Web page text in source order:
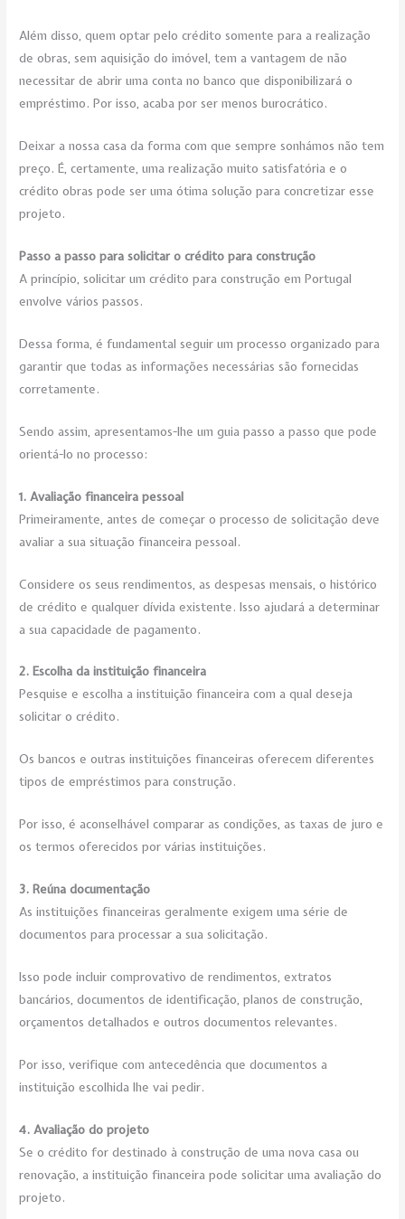
Além disso, quem optar pelo crédito somente para a realização
de obras, sem aquisição do imóvel, tem a vantagem de não
necessitar de abrir uma conta no banco que disponibilizará o
empréstimo. Por isso, acaba por ser menos burocrático.
Deixar a nossa casa da forma com que sempre sonhámos não tem
preço. É, certamente, uma realização muito satisfatória e o
crédito obras pode ser uma ótima solução para concretizar esse
projeto.
Passo a passo para solicitar o crédito para construção
A princípio, solicitar um crédito para construção em Portugal
envolve vários passos.
Dessa forma, é fundamental seguir um processo organizado para
garantir que todas as informações necessárias são fornecidas
corretamente.
Sendo assim, apresentamos-lhe um guia passo a passo que pode
orientá-lo no processo:
1. Avaliação financeira pessoal
Primeiramente, antes de começar o processo de solicitação deve
avaliar a sua situação financeira pessoal.
Considere os seus rendimentos, as despesas mensais, o histórico
de crédito e qualquer dívida existente. Isso ajudará a determinar
a sua capacidade de pagamento.
2. Escolha da instituição financeira
Pesquise e escolha a instituição financeira com a qual deseja
solicitar o crédito.
Os bancos e outras instituições financeiras oferecem diferentes
tipos de empréstimos para construção.
Por isso, é aconselhável comparar as condições, as taxas de juro e
os termos oferecidos por várias instituições.
3. Reúna documentação
As instituições financeiras geralmente exigem uma série de
documentos para processar a sua solicitação.
Isso pode incluir comprovativo de rendimentos, extratos
bancários, documentos de identificação, planos de construção,
orçamentos detalhados e outros documentos relevantes.
Por isso, verifique com antecedência que documentos a
instituição escolhida lhe vai pedir.
4. Avaliação do projeto
Se o crédito for destinado à construção de uma nova casa ou
renovação, a instituição financeira pode solicitar uma avaliação do
projeto.